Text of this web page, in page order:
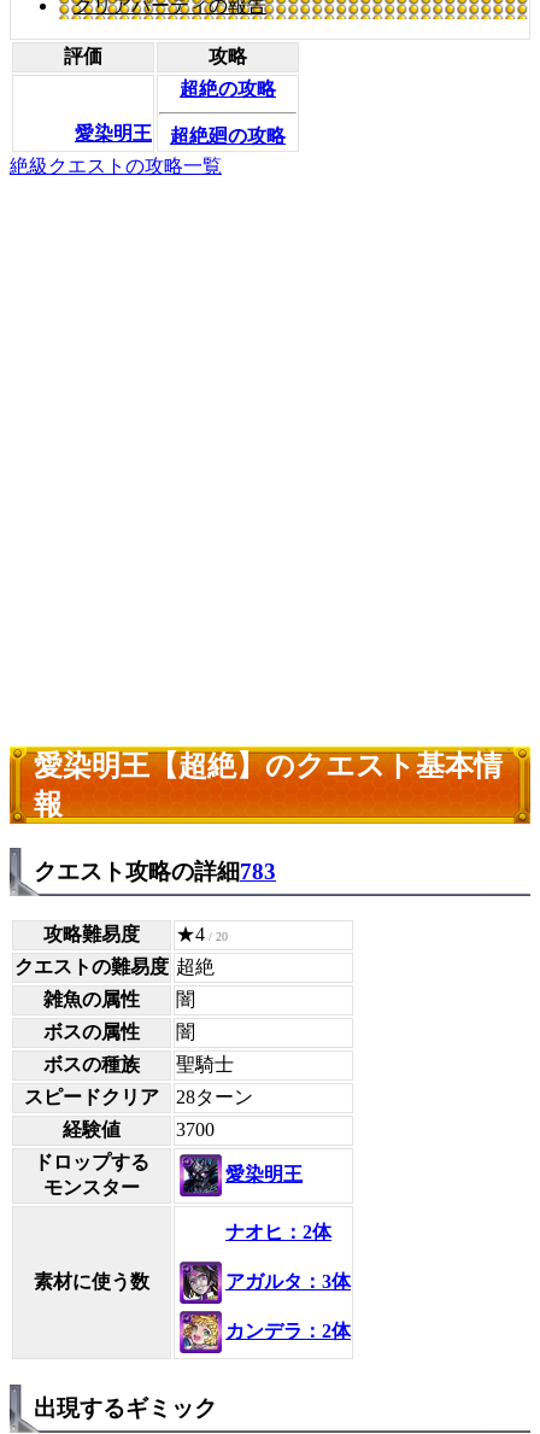
クリアパーティの報告
評価 攻略
愛染明王
超絶の攻略
超絶廻の攻略
絶級クエストの攻略一覧
愛染明王【超絶】のクエスト基本情
報
クエスト攻略の詳細783
攻略難易度 ★4 / 20
クエストの難易度 超絶
雑魚の属性
闇
ボスの属性
闇
ボスの種族
聖騎士
スピードクリア
28ターン
経験値
3700
ドロップする
モンスター
愛染明王
素材に使う数
ナオヒ：2体
アガルタ：3体
カンデラ：2体
出現するギミック